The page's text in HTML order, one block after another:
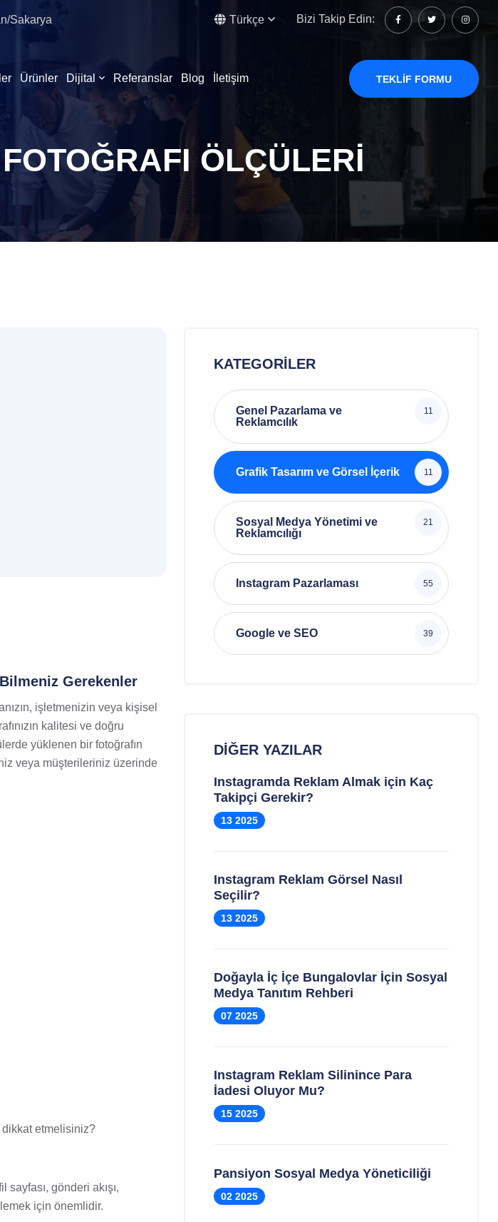
Sakarya Türkçe Bizi Takip Edin:
Ürünler Dijital Referanslar Blog İletişim TEKLIF FORMU
ÖLÇÜLERI
Gerekenler
işletmenizin veya kişisel
kalitesi ve doğru
yüklenen bir fotoğrafın
veya müşterileriniz üzerinde
dikkat etmelisiniz?
sayfası, gönderi akışı,
için önemlidir.
KATEGORILER
Genel Pazarlama ve
Reklamcılık
11
Grafik Tasarım ve Görsel İçerik 11
Sosyal Medya Yönetimi ve
Reklamcılığı
21
Instagram Pazarlaması 55
Google ve SEO 39
DIĞER YAZILAR
Instagramda Reklam Almak için Kaç
Takipçi Gerekir?
13 2025
Instagram Reklam Görsel Nasıl
Seçilir?
13 2025
Doğayla İç İçe Bungalovlar İçin Sosyal
Medya Tanıtım Rehberi
07 2025
Instagram Reklam Silinince Para
İadesi Oluyor Mu?
15 2025
Pansiyon Sosyal Medya Yöneticiliği
02 2025